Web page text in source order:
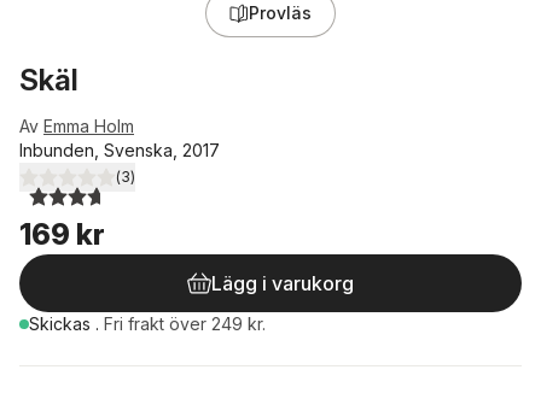
Provläs
Skäl
Av Emma Holm
Inbunden, Svenska, 2017
3,7utav 5 stjärnor. Totalt antal röster:
(3)
169 kr
Lägg i varukorg
Skickas . Fri frakt över 249 kr.